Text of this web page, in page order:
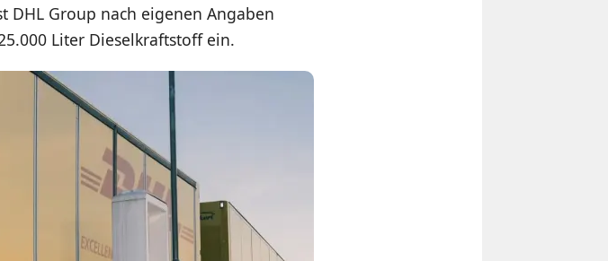
DHL Group nach eigenen Angaben
Liter Dieselkraftstoff ein.